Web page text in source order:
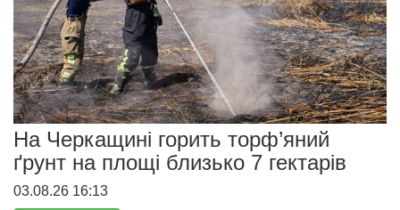
На Черкащині горить торф’яний
ґрунт на площі близько 7 гектарів
03.08.26 16:13